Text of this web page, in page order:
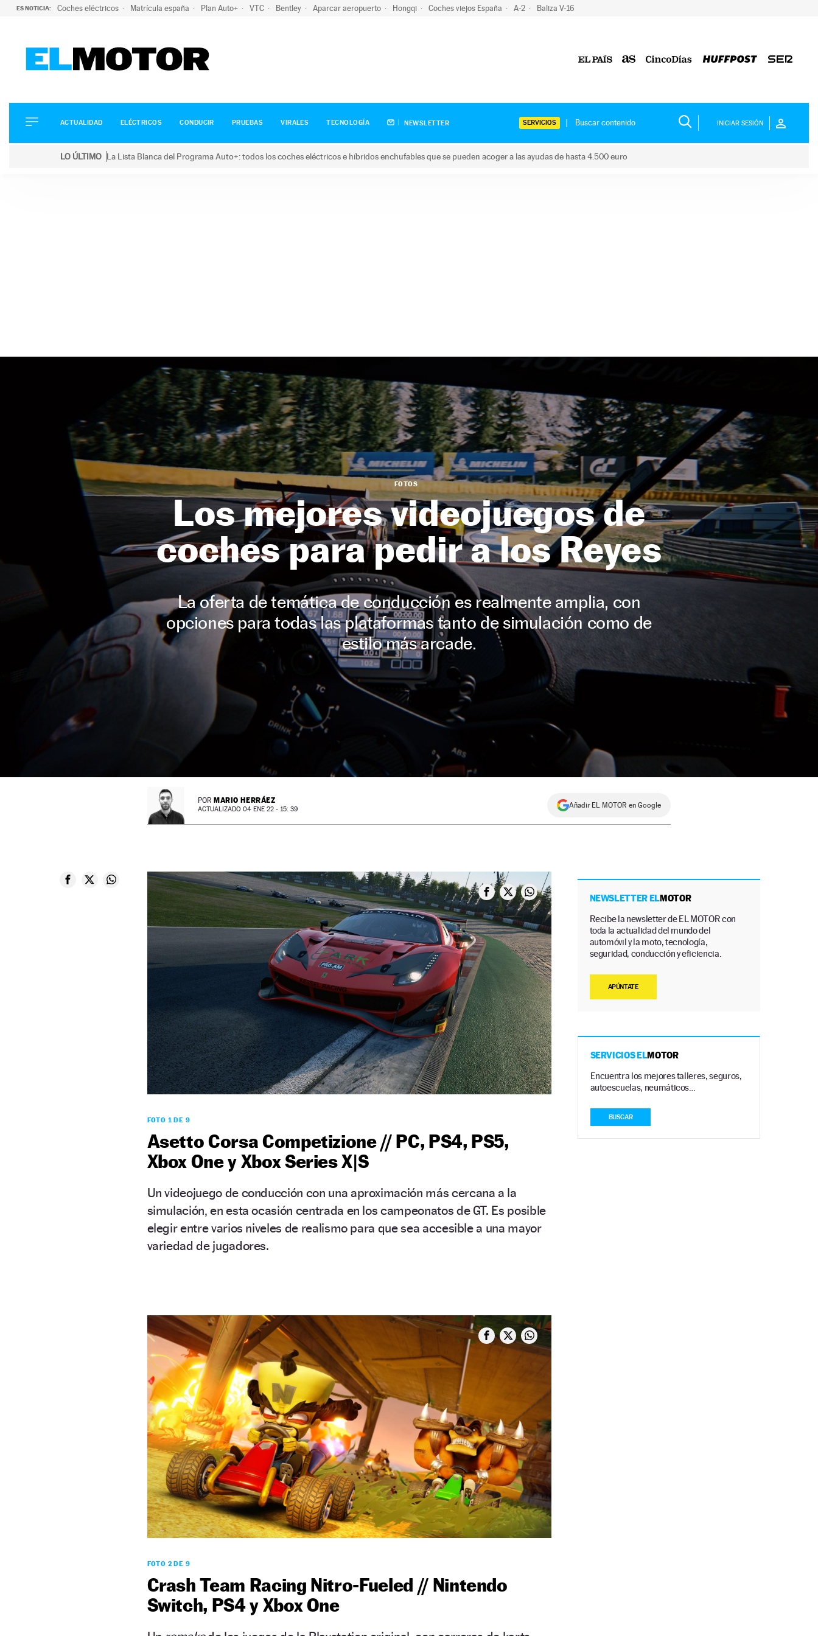
ES NOTICIA: Coches eléctricos Matrícula españa Plan Auto+ VTC Bentley Aparcar aeropuerto Hongqi Coches viejos España A-2 Baliza V-16
ELÉCTRICOS
CONDUCIR
ACTUALIDAD ELÉCTRICOS CONDUCIR PRUEBAS VIRALES TECNOLOGÍA NEWSLETTER SERVICIOS INICIAR SESIÓN
LO ÚLTIMO La Lista Blanca del Programa Auto+: todos los coches eléctricos e híbridos enchufables que se pueden acoger a las ayudas de hasta 4.500 euro
FOTOS
Los mejores videojuegos de
coches para pedir a los Reyes
La oferta de temática de conducción es realmente amplia, con
opciones para todas las plataformas tanto de simulación como de
estilo más arcade.
POR MARIO HERRÁEZ
ACTUALIZADO 04 ENE 22 - 15: 39 Añadir EL MOTOR en Google
FOTO 1 DE 9
Asetto Corsa Competizione // PC, PS4, PS5,
Xbox One y Xbox Series X|S
Un videojuego de conducción con una aproximación más cercana a la
simulación, en esta ocasión centrada en los campeonatos de GT. Es posible
elegir entre varios niveles de realismo para que sea accesible a una mayor
variedad de jugadores.
FOTO 2 DE 9
Crash Team Racing Nitro-Fueled // Nintendo
Switch, PS4 y Xbox One
NEWSLETTER ELMOTOR
Recibe la newsletter de EL MOTOR con
toda la actualidad del mundo del
automóvil y la moto, tecnología,
seguridad, conducción y eficiencia.
APÚNTATE
SERVICIOS ELMOTOR
Encuentra los mejores talleres, seguros,
autoescuelas, neumáticos…
BUSCAR